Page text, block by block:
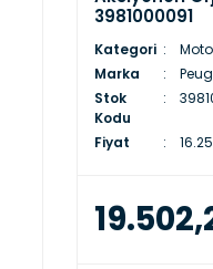
3981000091
Kategori
Marka
Stok
Kodu
Fiyat